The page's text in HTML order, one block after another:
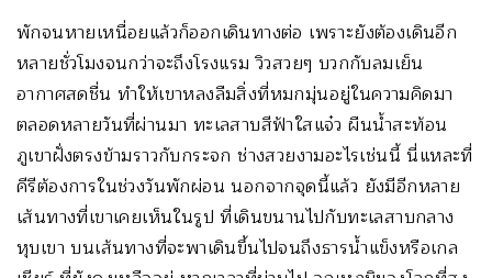
พักจนหายเหนื่อยแล้วก็ออกเดินทางต่อ เพราะยังต้องเดินอีก
หลายชั่วโมงจนกว่าจะถึงโรงแรม วิวสวยๆ บวกกับลมเย็น
อากาศสดชื่น ทำให้เขาหลงลืมสิ่งที่หมกมุ่นอยู่ในความคิดมา
ตลอดหลายวันที่ผ่านมา ทะเลสาบสีฟ้าใสแจ๋ว ผืนน้ำสะท้อน
ภูเขาฝั่งตรงข้ามราวกับกระจก ช่างสวยงามอะไรเช่นนี้ นี่แหละที่
คีรีต้องการในช่วงวันพักผ่อน นอกจากจุดนี้แล้ว ยังมีอีกหลาย
เส้นทางที่เขาเคยเห็นในรูป ที่เดินขนานไปกับทะเลสาบกลาง
หุบเขา บนเส้นทางที่จะพาเดินขึ้นไปจนถึงธารน้ำแข็งหรือเกล